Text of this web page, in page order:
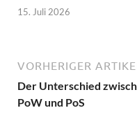
15. Juli 2026
VORHERIGER
Der Unterschied
PoW und PoS